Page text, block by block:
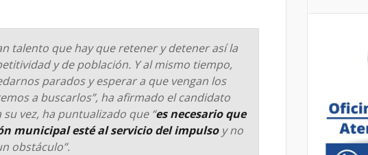
talento que hay que retener y detener así la
y de población. Y al mismo tiempo,
parados y esperar a que vengan los
a buscarlos”, ha afirmado el candidato
vez, ha puntualizado que “es necesario que
municipal esté al servicio del impulsoy no
obstáculo”.